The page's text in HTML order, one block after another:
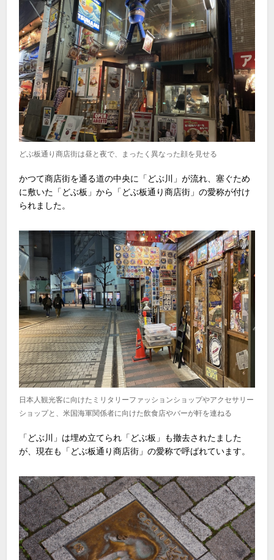
どぶ板通り商店街は昼と夜で、まったく異なった顔を見せる
かつて商店街を通る道の中央に「どぶ川」が流れ、塞ぐため
に敷いた「どぶ板」から「どぶ板通り商店街」の愛称が付け
られました。
日本人観光客に向けたミリタリーファッションショップやアクセサリー
ショップと、米国海軍関係者に向けた飲食店やバーが軒を連ねる
「どぶ川」は埋め立てられ「どぶ板」も撤去されたました
が、現在も「どぶ板通り商店街」の愛称で呼ばれています。